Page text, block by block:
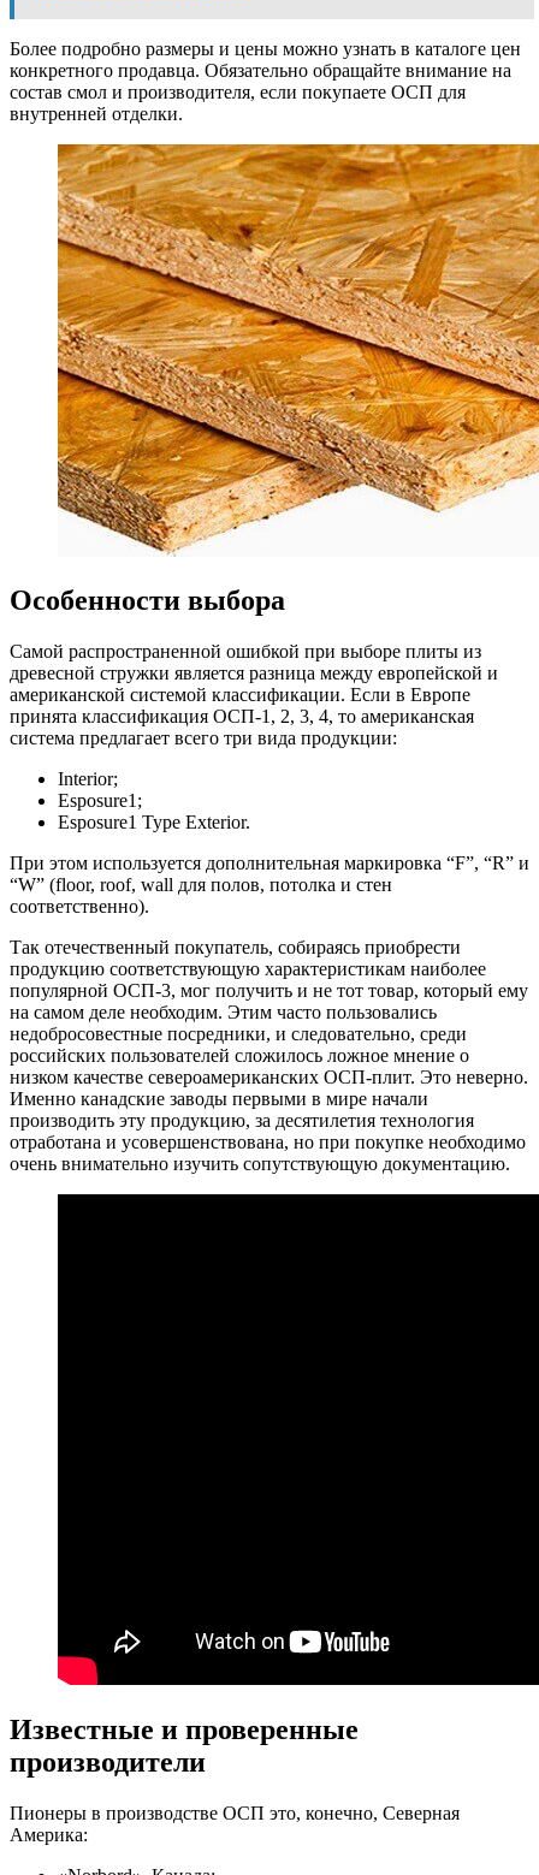
Более подробно размеры и цены можно узнать в каталоге цен
конкретного продавца. Обязательно обращайте внимание на
состав смол и производителя, если покупаете ОСП для
внутренней отделки.
Особенности выбора
Самой распространенной ошибкой при выборе плиты из
древесной стружки является разница между европейской и
американской системой классификации. Если в Европе
принята классификация ОСП-1, 2, 3, 4, то американская
система предлагает всего три вида продукции:
Interior;
Esposure1;
Esposure1 Type Exterior.
При этом используется дополнительная маркировка “F”, “R” и
“W” (floor, roof, wall для полов, потолка и стен
соответственно).
Так отечественный покупатель, собираясь приобрести
продукцию соответствующую характеристикам наиболее
популярной ОСП-3, мог получить и не тот товар, который ему
на самом деле необходим. Этим часто пользовались
недобросовестные посредники, и следовательно, среди
российских пользователей сложилось ложное мнение о
низком качестве североамериканских ОСП-плит. Это неверно.
Именно канадские заводы первыми в мире начали
производить эту продукцию, за десятилетия технология
отработана и усовершенствована, но при покупке необходимо
очень внимательно изучить сопутствующую документацию.
Известные и проверенные
производители
Пионеры в производстве ОСП это, конечно, Северная
Америка: